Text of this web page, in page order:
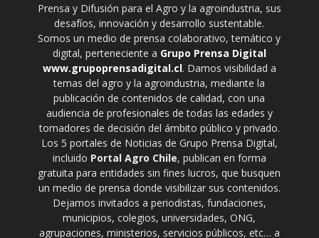
Prensa y Difusión para el Agro y la agroindustria, sus
desafíos, innovación y desarrollo sustentable.
Somos un medio de prensa colaborativo, temático y
digital, perteneciente a Grupo Prensa Digital
www.grupoprensadigital.cl. Damos visibilidad a
temas del agro y la agroindustria, mediante la
publicación de contenidos de calidad, con una
audiencia de profesionales de todas las edades y
tomadores de decisión del ámbito público y privado.
Los 5 portales de Noticias de Grupo Prensa Digital,
incluido Portal Agro Chile, publican en forma
gratuita para entidades sin fines lucros, que busquen
un medio de prensa donde visibilizar sus contenidos.
Dejamos invitados a periodistas, fundaciones,
municipios, colegios, universidades, ONG,
agrupaciones, ministerios, servicios públicos, etc… a